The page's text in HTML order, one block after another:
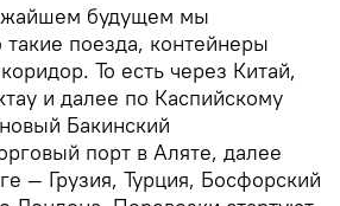
будущем мы
такие поезда, контейнеры
То есть через Китай,
и далее по Каспийскому
Бакинский
порт в Аляте, далее
— Грузия, Турция, Босфорский